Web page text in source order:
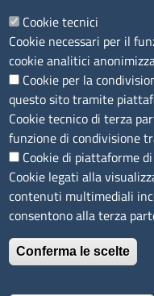
P.IVA01047570906
Codice Fiscale
Codice Univoco per le
LINK UTILI
Segnalazione di illecito
Amministrazione
Accesso riservato
Mappa del sito
Cookie tecnici
Cookie necessari per il
cookie analitici
Cookie per la
questo sito tramite
Cookie tecnico di terza
funzione di condivisione
Cookie di piattaforme
Cookie legati alla
contenuti multimediali
consentono alla terza
Conferma le scelte